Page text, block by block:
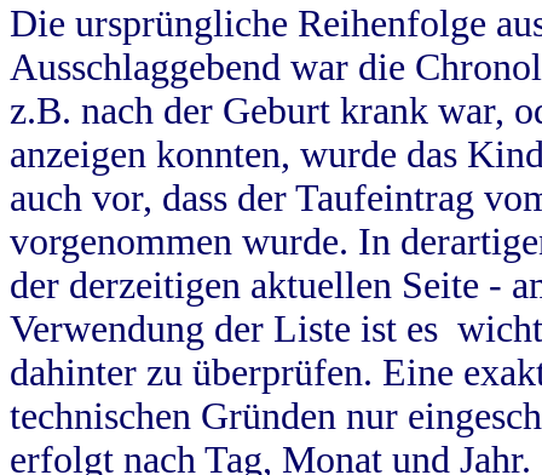
Die ursprüngliche Reihenfolge
Ausschlaggebend war die
z.B. nach der Geburt krank war,
anzeigen konnten, wurde das
auch vor, dass der Taufeintrag
vorgenommen wurde. In
der derzeitigen aktuellen Seite -
Verwendung der Liste ist es
dahinter zu überprüfen. Eine
technischen Gründen nur
erfolgt nach Tag, Monat und Jahr.